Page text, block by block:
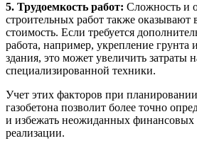
5. Трудоемкость работ: Сложность и
строительных работ также оказывают
стоимость. Если требуется
работа, например, укрепление грунта
здания, это может увеличить затраты
специализированной техники.
Учет этих факторов при
газобетона позволит более точно
и избежать неожиданных финансовых
реализации.